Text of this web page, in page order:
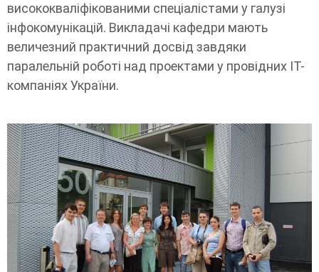
висококваліфікованими спеціалістами у галузі
інфокомунікацій. Викладачі кафедри мають
величезний практичний досвід завдяки
паралельній роботі над проектами у провідних IT-
компаніях України.